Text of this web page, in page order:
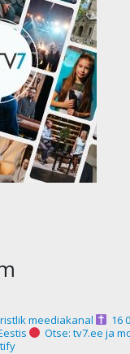
meediakanal
16
Otse: tv7.ee ja